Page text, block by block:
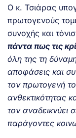
Ο κ. Τσιάρας
πρωτογενούς
συνοχής και
πάντα πως τις
όλη της τη
αποφάσεις και
τον πρωτογενή
ανθεκτικότητας
τον αναδεικνύει
παράγοντες